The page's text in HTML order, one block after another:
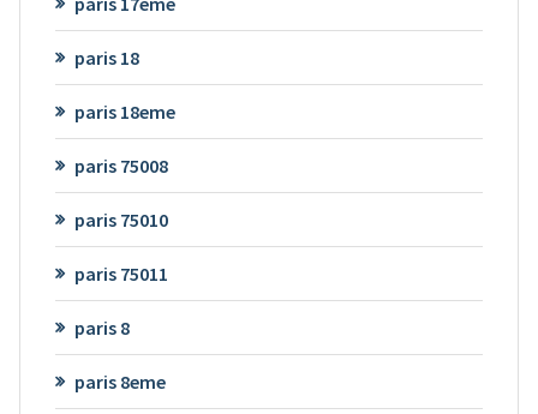
paris 18
paris 18eme
paris 75008
paris 75010
paris 75011
paris 8
paris 8eme